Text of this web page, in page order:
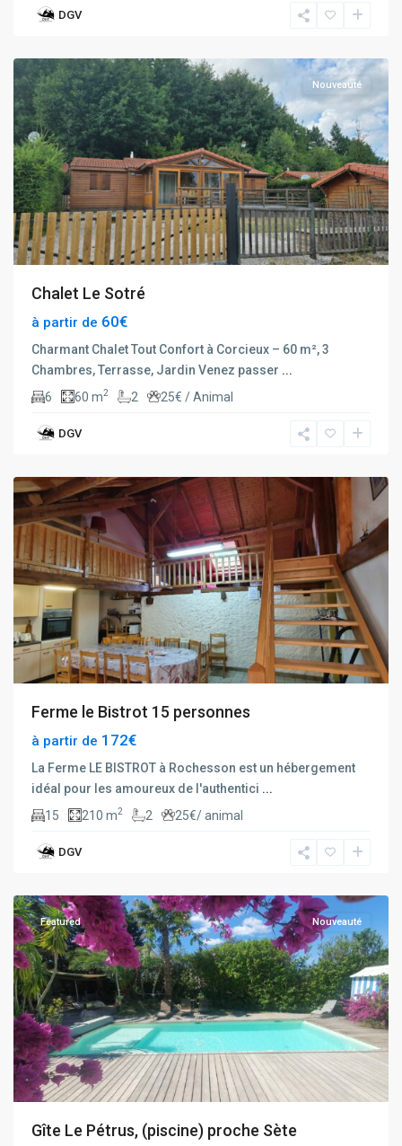
DGV
Nouveauté
Chalet Le Sotré
à partir de 60€
Charmant Chalet Tout Confort à Corcieux – 60 m², 3
Chambres, Terrasse, Jardin Venez passer ...
6
60 m2 2 25€ / Animal
DGV
Ferme le Bistrot 15 personnes
à partir de 172€
La Ferme LE BISTROT à Rochesson est un hébergement
idéal pour les amoureux de l'authentici ...
15
210 m2 2 25€/ animal
DGV
Les
Featured Nouveauté
Gîte Le Pétrus, (piscine) proche Sète